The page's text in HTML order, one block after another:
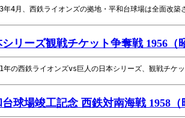
年4月、西鉄ライオンズの拠地・平和台球場は全面改
シリーズ観戦チケット争奪戦 1956（
年の西鉄ライオンズvs巨人の日本シリーズ、観戦チケ
球場竣工記念 西鉄対南海戦 1958